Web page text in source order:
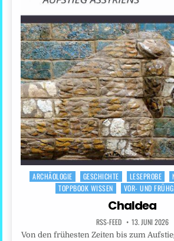
Posted
ARCHÄOLOGIE GESCHICHTE LESEPROBE
TOPPBOOK WISSEN
VOR- UND
Chaldea
RSS-FEED 13. JUNI 2026
Von den frühesten Zeiten bis zum